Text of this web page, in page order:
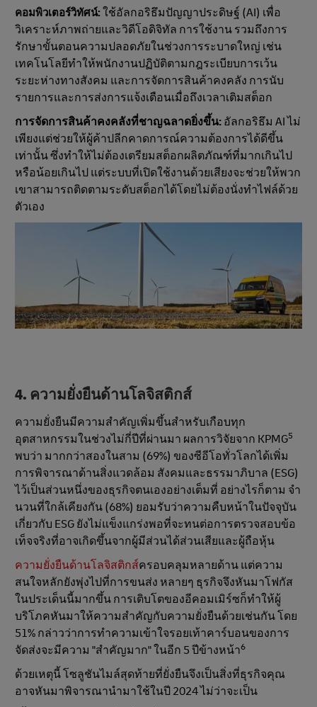
คอมพิวเตอร์วิทัศน์: ใช้อัลกอริธึมปัญญาประดิษฐ์ (AI) เพื่อ
วิเคราะห์ภาพถ่ายและวิดีโอดิจิทัล การใช้งาน รวมถึงการ
รักษาขั้นตอนความปลอดภัยในช่วงการระบาดใหญ่ เช่น
เทคโนโลยีทําให้พนักงานปฏิบัติตามกฎระเบียบการเว้น
ระยะห่างทางสังคม และการจัดการสินค้าคงคลัง การนับ
รายการและการส่งการแจ้งเตือนเมื่อถึงเวลาเติมสต็อก
การจัดการสินค้าคงคลังที่ชาญฉลาดยิ่งขึ้น: อัลกอริธึม AI ไม่
เพียงแต่ช่วยให้ผู้ค้าปลีกคาดการณ์ความต้องการได้ดีขึ้น
เท่านั้น ซึ่งทำให้ไม่ต้องเตรียมสต็อกผลิตภัณฑ์ที่มากเกินไป
หรือน้อยเกินไป แต่ระบบที่เปิดใช้งานด้วยเสียงจะช่วยให้พวก
เขาสามารถติดตามระดับสต็อกได้โดยไม่ต้องนั่งทำไฟล์ด้วย
ตัวเอง
4. ความยั่งยืนด้านโลจิสติกส์
ความยั่งยืนมีความสําคัญเพิ่มขึ้นสําหรับเกือบทุก
อุตสาหกรรมในช่วงไม่กี่ปีที่ผ่านมา ผลการวิจัยจาก KPMG5
พบว่า มากกว่าสองในสาม (69%) ของซีอีโอทั่วโลกได้เพิ่ม
การพิจารณาด้านสิ่งแวดล้อม สังคมและธรรมาภิบาล (ESG)
ไว้เป็นส่วนหนึ่งของธุรกิจตนเองอย่างเต็มที่ อย่างไรก็ตาม จํา
นวนที่ใกล้เคียงกัน (68%) ยอมรับว่าความคืบหน้าในปัจจุบัน
เกี่ยวกับ ESG ยังไม่แข็งแกร่งพอที่จะทนต่อการตรวจสอบข้อ
เท็จจริงที่อาจเกิดขึ้นจากผู้มีส่วนได้ส่วนเสียและผู้ถือหุ้น
ความยั่งยืนด้านโลจิสติกส์ครอบคลุมหลายด้าน แต่ความ
สนใจหลักยังพุ่งไปที่การขนส่ง หลายๆ ธุรกิจจึงหันมาโฟกัส
ในประเด็นนี้มากขึ้น การเติบโตของอีคอมเมิร์ซก็ทำให้ผู้
บริโภคหันมาให้ความสำคัญกับความยั่งยืนด้วยเช่นกัน โดย
51% กล่าวว่าการทําความเข้าใจรอยเท้าคาร์บอนของการ
จัดส่งจะมีความ "สําคัญมาก" ในอีก 5 ปีข้างหน้า6
ด้วยเหตุนี้ โซลูชันไมล์สุดท้ายที่ยั่งยืนจึงเป็นสิ่งที่ธุรกิจคุณ
อาจหันมาพิจารณานํามาใช้ในปี 2024 ไม่ว่าจะเป็น